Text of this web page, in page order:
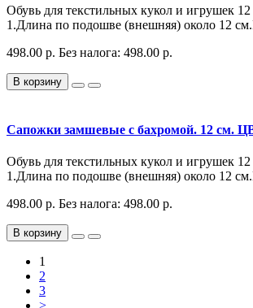
Обувь для текстильных кукол и игрушек
1.Длина по подошве (внешняя) около 12
498.00 р. Без налога: 498.00 р.
В корзину
Сапожки замшевые с бахромой. 12 см.
Обувь для текстильных кукол и игрушек
1.Длина по подошве (внешняя) около 12
498.00 р. Без налога: 498.00 р.
В корзину
1
2
3
>